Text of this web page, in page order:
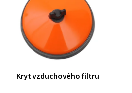
Kryt vzduchového filtru